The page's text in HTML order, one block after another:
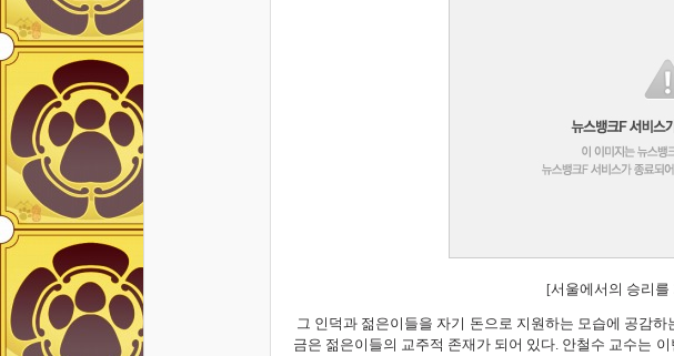
[서울에서의 승리
그 인덕과 젊은이들을 자기 돈으로 지원하는 모습에 공감
금은 젊은이들의 교주적 존재가 되어 있다. 안철수 교수는